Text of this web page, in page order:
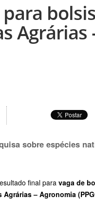
Agrárias
sobre espécies
final para vaga de
– Agronomia